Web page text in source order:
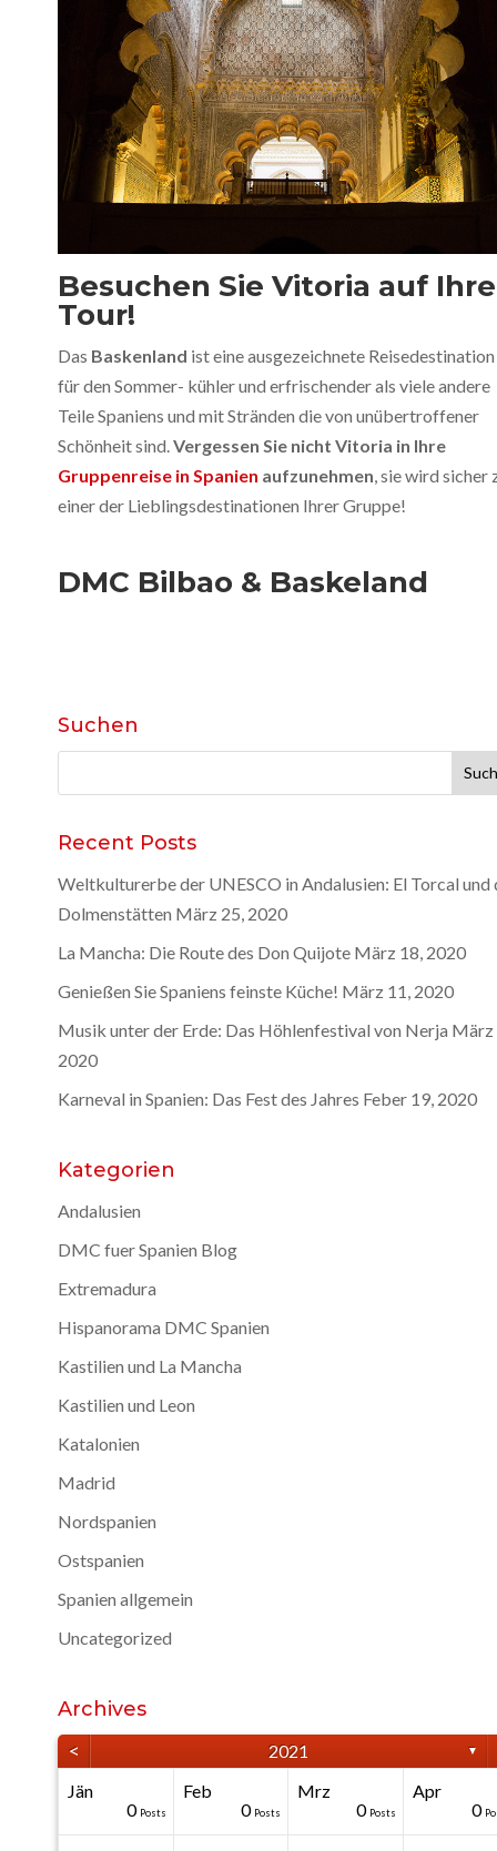
Besuchen Sie Vitoria auf
Tour!
Das Baskenland ist eine ausgezeichnete Reisedestination
für den Sommer- kühler und erfrischender als viele andere
Teile Spaniens und mit Stränden die von unübertroffener
Schönheit sind. Vergessen Sie nicht Vitoria in Ihre
Gruppenreise in Spanien aufzunehmen , sie wird sicher
einer der Lieblingsdestinationen Ihrer Gruppe!
DMC Bilbao & Baskeland
Suchen
nach:
Recent Posts
Weltkulturerbe der UNESCO in Andalusien: El Torcal und
Dolmenstätten März 25, 2020
La Mancha: Die Route des Don Quijote März 18, 2020
Genießen Sie Spaniens feinste Küche! März 11, 2020
Musik unter der Erde: Das Höhlenfestival von Nerja März
2020
Karneval in Spanien: Das Fest des Jahres Feber 19, 2020
Kategorien
Andalusien
DMC fuer Spanien Blog
Extremadura
Hispanorama DMC Spanien
Kastilien und La Mancha
Kastilien und Leon
Katalonien
Madrid
Nordspanien
Ostspanien
Spanien allgemein
Uncategorized
Archives
<
2021 ▼
Jän
0 Posts
Feb
0 Posts
Mrz
0 Posts
Apr
0